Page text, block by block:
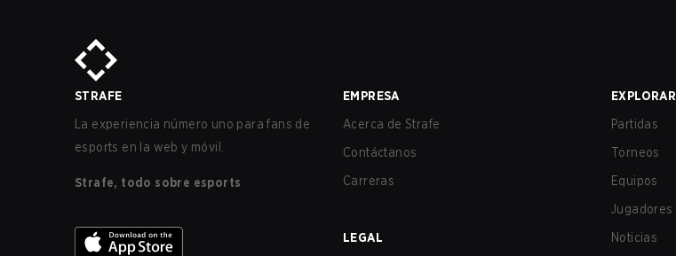
STRAFE
La experiencia número uno para fans de
esports en la web y móvil.
Strafe, todo sobre esports
EMPRESA
Acerca de Strafe
Contáctanos
Carreras
LEGAL
EXPLORAR
Partidas
Torneos
Equipos
Jugadores
Noticias